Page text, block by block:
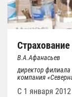
В.А.Афанасьев
директор филиала
компания
С 1 января